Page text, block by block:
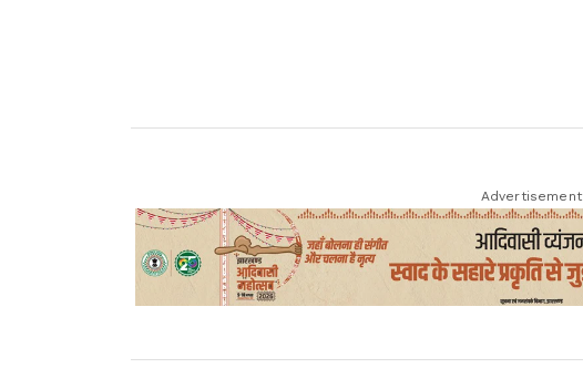
Advertisement